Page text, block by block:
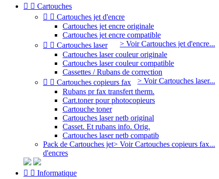
  Cartouches
  Cartouches jet d'encre
Cartouches jet encre originale
Cartouches jet encre compatible
> Voir Cartouches jet d'encre...
  Cartouches laser
Cartouches laser couleur originale
Cartouches laser couleur compatible
Cassettes / Rubans de correction
> Voir Cartouches laser...
  Cartouches copieurs fax
Rubans pr fax transfert therm.
Cart.toner pour photocopieurs
Cartouche toner
Cartouches laser netb original
Casset. Et rubans info. Orig.
Cartouches laser netb compatib
> Voir Cartouches copieurs fax...
Pack de Cartouches jet
d'encres
  Informatique